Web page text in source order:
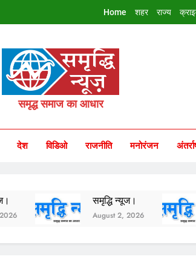
Home शहर राज्य
Samachar
समृद्ध समाज का आधार
देश विडिओ राजनीति मनोरंजन
समृद्धि न्यूज।
August 2, 2026